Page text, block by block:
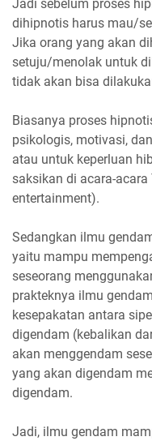
Jadi sebelum proses
dihipnotis harus mau/
Jika orang yang akan
setuju/menolak untuk
tidak akan bisa
Biasanya proses
psikologis, motivasi,
atau untuk keperluan
saksikan di acara-
entertainment).
Sedangkan ilmu
yaitu mampu
seseorang
prakteknya ilmu
kesepakatan antara
digendam (kebalikan
akan menggendam
yang akan digendam
digendam.
Jadi, ilmu gendam